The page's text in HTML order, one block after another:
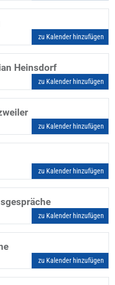
zu Kalender hinzufügen
Heinsdorf
zu Kalender hinzufügen
zu Kalender hinzufügen
zu Kalender hinzufügen
zu Kalender hinzufügen
zu Kalender hinzufügen